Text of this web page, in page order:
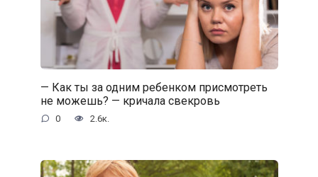
— Как ты за одним ребенком присмотреть
не можешь? — кричала свекровь
0 2.6к.